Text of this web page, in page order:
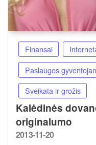
Finansai
Paslaugos
Sveikata ir grožis
Kalėdinės
originalumo
Posted
2013-11-20